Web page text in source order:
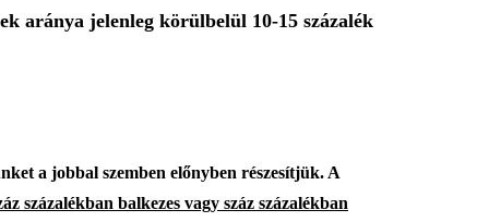
aránya jelenleg körülbelül 10-15 százalék
a jobbal szemben előnyben részesítjük. A
százalékban balkezes vagy száz százalékban